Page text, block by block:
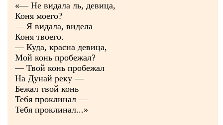
«— Не видала ль, девица,
Коня моего?
— Я видала, видела
Коня твоего.
— Куда, красна девица,
Мой конь пробежал?
— Твой конь пробежал
На Дунай реку —
Бежал твой конь
Тебя проклинал —
Тебя проклинал...»